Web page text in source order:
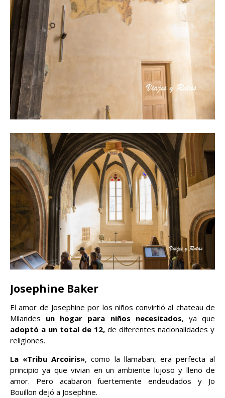
Josephine Baker
El amor de Josephine por los niños convirtió al chateau de
Milandes un hogar para niños necesitados, ya que
adoptó a un total de 12, de diferentes nacionalidades y
religiones.
La «Tribu Arcoiris», como la llamaban, era perfecta al
principio ya que vivian en un ambiente lujoso y lleno de
amor. Pero acabaron fuertemente endeudados y Jo
Bouillon dejó a Josephine.